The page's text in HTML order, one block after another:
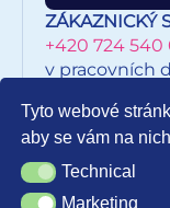
ZÁKAZNICKÝ
+420 724 540
v pracovních
NEWSLETTER
Tyto webové
aby se vám na
TechnicalTechnical
Marketing